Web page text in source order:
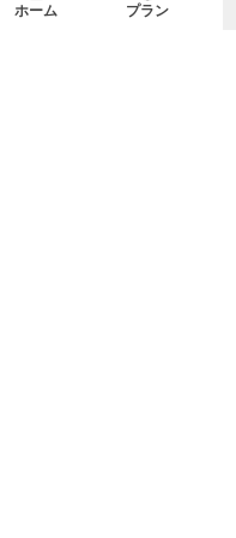
ホーム プラン
関東エリア